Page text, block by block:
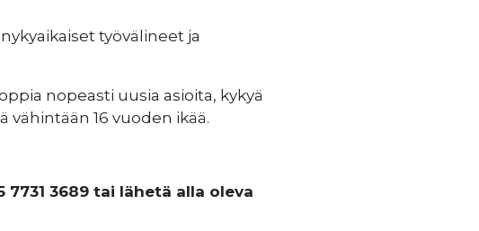
työvälineet ja
nopeasti uusia asioita, kykyä
16 vuoden ikää.
3689 tai lähetä alla oleva